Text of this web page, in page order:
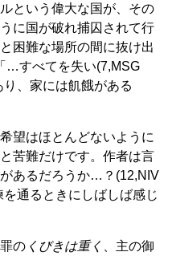
という偉大な国が、その
に国が破れ捕囚されて行
困難な場所の間に抜け出
…すべてを失い(7,MSG
、家には飢餓がある
望はほとんどないように
苦難だけです。作者は言
あるだろうか…？(12,NIV
通るときにしばしば感じ
の くびきは重く
、主の御